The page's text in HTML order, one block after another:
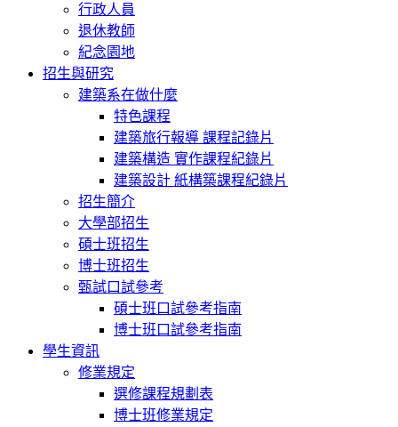
行政人員
退休教師
紀念園地
招生與研究
建築系在做什麼
特色課程
建築旅行報導 課程記錄片
建築構造 實作課程紀錄片
建築設計 紙構築課程紀錄片
招生簡介
大學部招生
碩士班招生
博士班招生
甄試口試參考
碩士班口試參考指南
博士班口試參考指南
學生資訊
修業規定
選修課程規劃表
博士班修業規定